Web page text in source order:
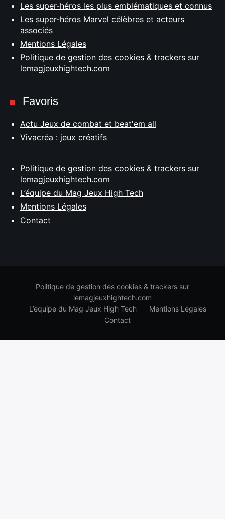
Les super-héros les plus emblématiques et connus
Les super-héros Marvel célèbres et acteurs
associés
Mentions Légales
Politique de gestion des cookies & trackers sur
lemagjeuxhightech.com
Favoris
Actu Jeux de combat et beat'em all
Vivacréa : jeux créatifs
Politique de gestion des cookies & trackers sur
lemagjeuxhightech.com
L’équipe du Mag Jeux High Tech
Mentions Légales
Contact
Politique de gestion des cookies & trackers sur
lemagjeuxhightech.com
L’équipe du Mag Jeux High Tech
Mentions Légales
Contact